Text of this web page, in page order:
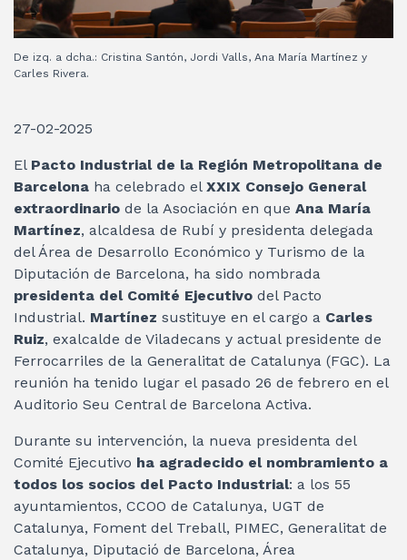
De izq. a dcha.: Cristina Santón, Jordi Valls, Ana María Martínez y
Carles Rivera.
27-02-2025
El Pacto Industrial de la Región Metropolitana de
Barcelona ha celebrado el XXIX Consejo General
extraordinario de la Asociación en que Ana María
Martínez, alcaldesa de Rubí y presidenta delegada
del Área de Desarrollo Económico y Turismo de la
Diputación de Barcelona, ha sido nombrada
presidenta del Comité Ejecutivo del Pacto
Industrial. Martínez sustituye en el cargo a Carles
Ruiz, exalcalde de Viladecans y actual presidente de
Ferrocarriles de la Generalitat de Catalunya (FGC). La
reunión ha tenido lugar el pasado 26 de febrero en el
Auditorio Seu Central de Barcelona Activa.
Durante su intervención, la nueva presidenta del
Comité Ejecutivo ha agradecido el nombramiento a
todos los socios del Pacto Industrial: a los 55
ayuntamientos, CCOO de Catalunya, UGT de
Catalunya, Foment del Treball, PIMEC, Generalitat de
Catalunya, Diputació de Barcelona, Área